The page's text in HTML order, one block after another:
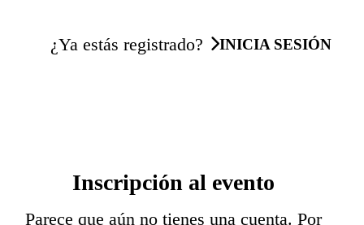
¿Ya estás registrado? INICIA SESIÓN
Inscripción al evento
Parece que aún no tienes una cuenta. Por